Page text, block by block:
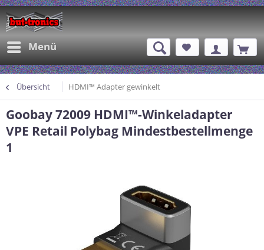
Menü
Übersicht HDMI™ Adapter gewinkelt
Goobay 72009 HDMI™-Winkeladapter
VPE Retail Polybag Mindestbestellmenge
1